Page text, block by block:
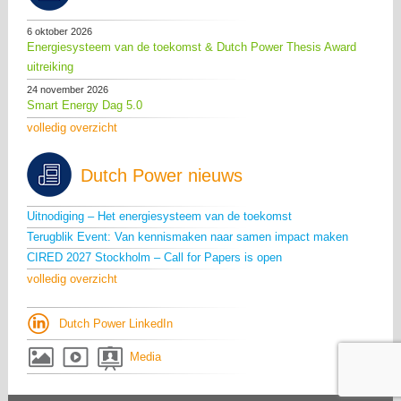
6 oktober 2026
Energiesysteem van de toekomst & Dutch Power Thesis Award
uitreiking
24 november 2026
Smart Energy Dag 5.0
volledig overzicht
Dutch Power nieuws
Uitnodiging – Het energiesysteem van de toekomst
Terugblik Event: Van kennismaken naar samen impact maken
CIRED 2027 Stockholm – Call for Papers is open
volledig overzicht
Dutch Power LinkedIn
Media